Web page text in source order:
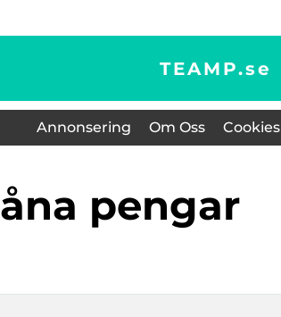
TEAMP.se
Annonsering Om Oss Cookies
låna pengar